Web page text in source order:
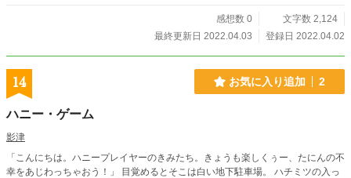
感想数 0
文字数 2,124
最終更新日 2022.04.03
登録日 2022.04.02
14 お気に入り追加 2
ハニー・ゲーム
影津
「こんにちは。ハニープレイヤーのきみたち。きょうも楽しくぅー、たにんの不
幸をあじわっちゃおう！」 目覚めるとそこは白い地下駐車場。 ハチミツの入っ